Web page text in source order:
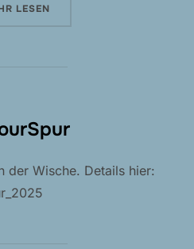
ÜBER „ERSTES
LESEN
der Wische. Details hier: